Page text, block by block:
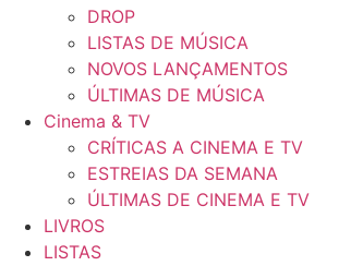
DROP
LISTAS DE MÚSICA
NOVOS LANÇAMENTOS
ÚLTIMAS DE MÚSICA
Cinema & TV
CRÍTICAS A CINEMA E TV
ESTREIAS DA SEMANA
ÚLTIMAS DE CINEMA E TV
LIVROS
LISTAS